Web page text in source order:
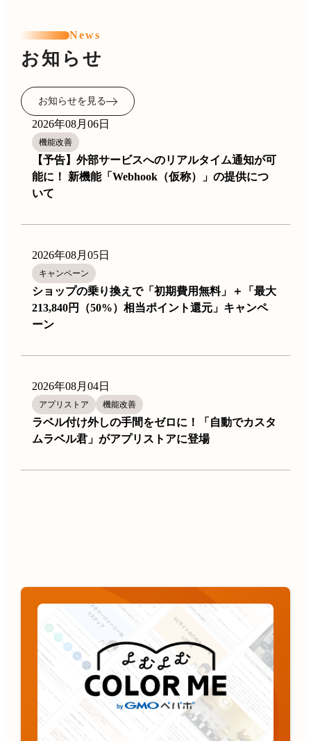
News
お知らせ
お知らせを見る
2026年08月06日
機能改善
【予告】外部サービスへのリアルタイム通知が可
能に！ 新機能「Webhook（仮称）」の提供につ
いて
2026年08月05日
キャンペーン
ショップの乗り換えで「初期費用無料」＋「最大
213,840円（50%）相当ポイント還元」キャンペ
ーン
2026年08月04日
アプリストア 機能改善
ラベル付け外しの手間をゼロに！「自動でカスタ
ムラベル君」がアプリストアに登場